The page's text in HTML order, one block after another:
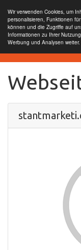
Wir verwenden Cookies, um
personalisieren, Funktionen
können und die Zugriffe auf
Informationen zu Ihrer
Werbung und Analysen weiter.
SEO Analytics